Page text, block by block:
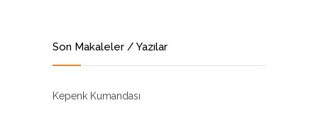
Son Makaleler / Yazılar
Kepenk Kumandası